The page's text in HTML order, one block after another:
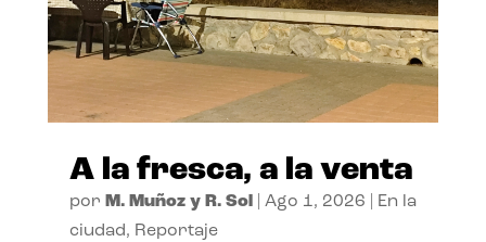
A la fresca, a la venta
por M. Muñoz y R. Sol| Ago 1, 2026
En la
ciudad, Reportaje